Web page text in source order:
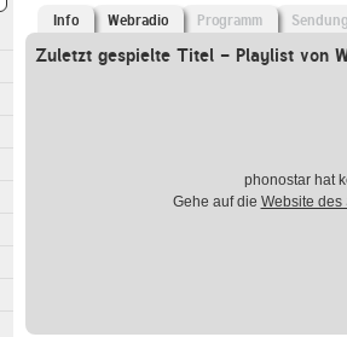
Info Webradio Programm
Zuletzt gespielte Titel - Playlist von
phonostar hat
Gehe auf die Website des